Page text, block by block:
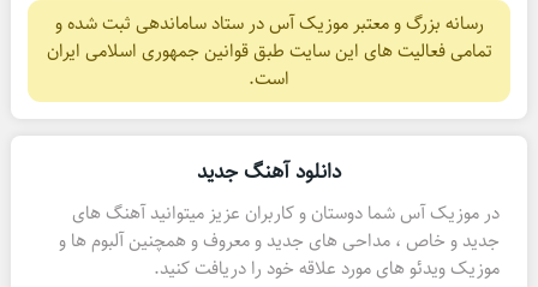
رسانه بزرگ و معتبر موزیک آس در ستاد ساماندهی ثبت شده و
تمامی فعالیت های این سایت طبق قوانین جمهوری اسلامی ایران
است.
دانلود آهنگ جدید
در موزیک آس شما دوستان و کاربران عزیز میتوانید آهنگ های
جدید و خاص ، مداحی های جدید و معروف و همچنین آلبوم ها و
موزیک ویدئو های مورد علاقه خود را دریافت کنید.